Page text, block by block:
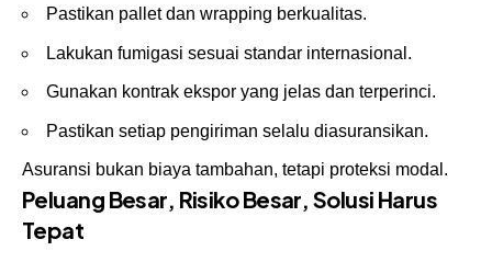
Pastikan pallet dan wrapping berkualitas.
Lakukan fumigasi sesuai standar internasional.
Gunakan kontrak ekspor yang jelas dan terperinci.
Pastikan setiap pengiriman selalu diasuransikan.
Asuransi bukan biaya tambahan, tetapi proteksi modal.
Peluang Besar, Risiko Besar, Solusi Harus
Tepat